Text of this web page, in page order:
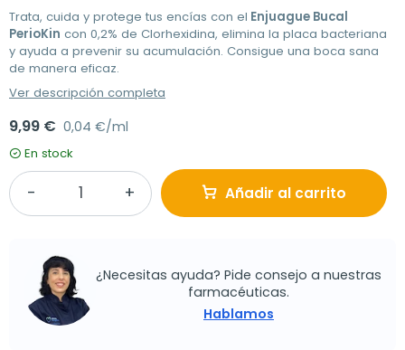
Trata, cuida y protege tus encías con el Enjuague Bucal
PerioKin con 0,2% de Clorhexidina, elimina la placa bacteriana
y ayuda a prevenir su acumulación. Consigue una boca sana
de manera eficaz.
Ver descripción completa
9,99 € 0,04 €/ml
En stock
Añadir al carrito
¿Necesitas ayuda? Pide consejo a nuestras
farmacéuticas.
Hablamos